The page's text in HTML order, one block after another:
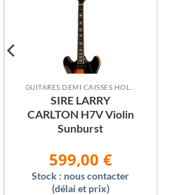
SIRE LARRY
CARLTON H7V Violin
Sunburst
Le
prix
initial
était :
699,00 €.
599,00 €Le
prix
actuel
est :
Stock : nous contacter
(délai et prix)